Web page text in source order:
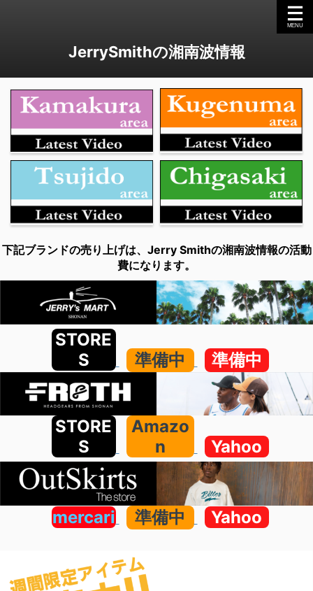
JerrySmithの湘南波情報
下記ブランドの売り上げは、Jerry Smithの湘南波情報の活動
費になります。
STORE
S
準備中 準備中
STORE
S
Amazo
n
Yahoo
mercari 準備中 Yahoo